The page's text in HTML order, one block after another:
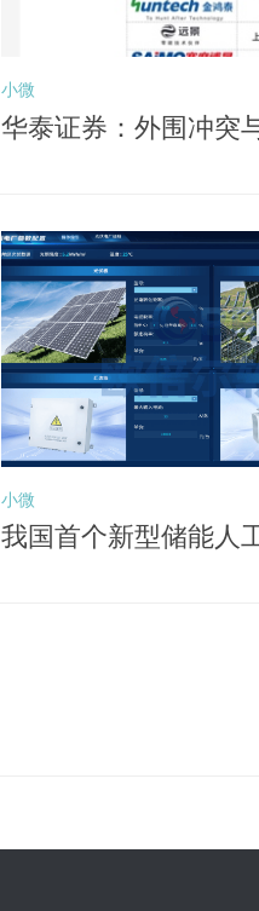
小微
华泰证券：外围冲突
小微
我国首个新型储能人